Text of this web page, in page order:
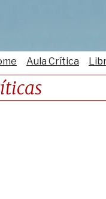
Aula Crítica